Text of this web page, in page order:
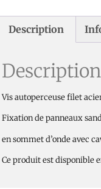
Description
Description
Vis autoperceuse filet
Fixation de panneaux
en sommet d’onde avec
Ce produit est disponible